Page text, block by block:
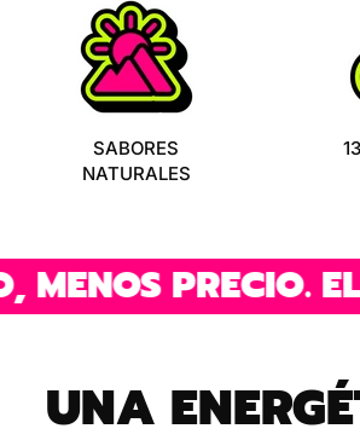
SABORES
NATURALES
PRECIO. ELIGE
UNA